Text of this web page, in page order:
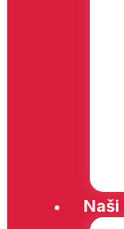
Naši